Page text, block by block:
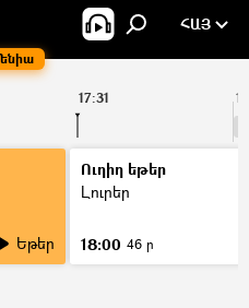
ՀԱՅ
17:31
Եթեր
Ուղիղ եթեր
Լուրեր
18:00 46 ր